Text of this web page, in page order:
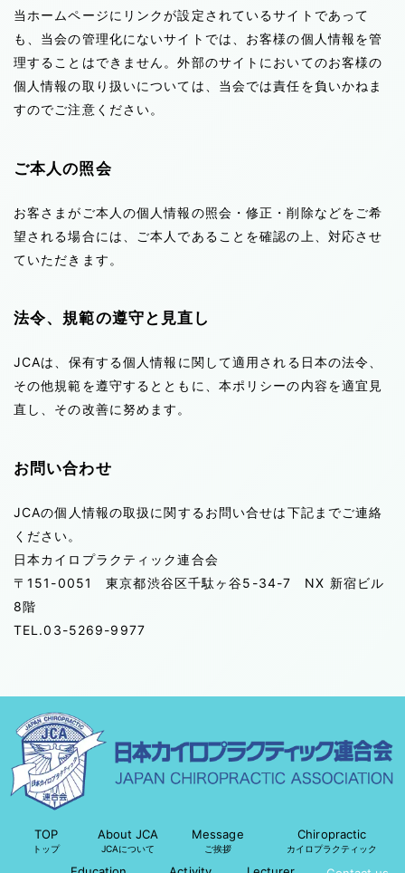
当ホームページにリンクが設定されているサイトであって
も、当会の管理化にないサイトでは、お客様の個人情報を管
理することはできません。外部のサイトにおいてのお客様の
個人情報の取り扱いについては、当会では責任を負いかねま
すのでご注意ください。
ご本人の照会
お客さまがご本人の個人情報の照会・修正・削除などをご希
望される場合には、ご本人であることを確認の上、対応させ
ていただきます。
法令、規範の遵守と見直し
JCAは、保有する個人情報に関して適用される日本の法令、
その他規範を遵守するとともに、本ポリシーの内容を適宜見
直し、その改善に努めます。
お問い合わせ
JCAの個人情報の取扱に関するお問い合せは下記までご連絡
ください。
日本カイロプラクティック連合会
〒151-0051 東京都渋谷区千駄ヶ谷5-34-7 NX 新宿ビル
8階
TEL.03-5269-9977
TOP
トップ
About JCA
JCAについて
Message
ご挨拶
Chiropractic
カイロプラクティック